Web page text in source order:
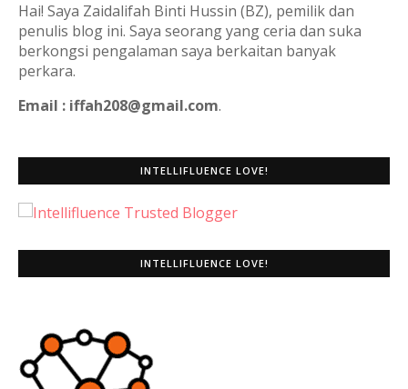
Hai! Saya Zaidalifah Binti Hussin (BZ), pemilik dan
penulis blog ini. Saya seorang yang ceria dan suka
berkongsi pengalaman saya berkaitan banyak
perkara.
Email : iffah208@gmail.com.
INTELLIFLUENCE LOVE!
INTELLIFLUENCE LOVE!